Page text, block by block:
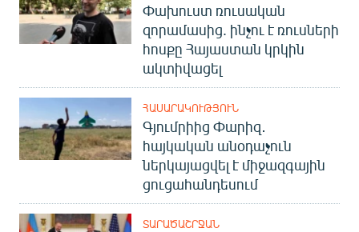
Փախուստ ռուսական
զորամասից. ինչու է ռուսների
հոսքը Հայաստան կրկին
ակտիվացել
ՀԱՍԱՐԱԿՈՒԹՅՈՒՆ
Գյումրիից Փարիզ․
հայկական անօդաչուն
ներկայացվել է միջազգային
ցուցահանդեսում
ՏԱՐԱԾԱՇՐՋԱՆ